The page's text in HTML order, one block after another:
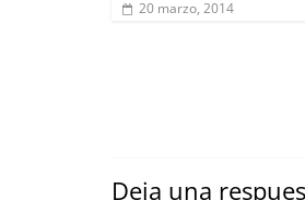
20 marzo, 2014
Deja una